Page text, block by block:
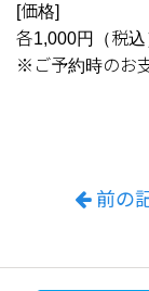
[価格]
各1,000円（税込
※ご予約時のお
前の